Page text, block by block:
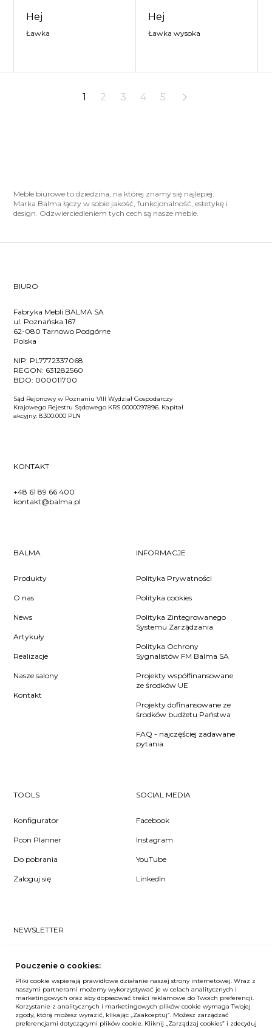
Hej
Ławka
Hej
Ławka wysoka
1 2 3 4 5
Meble biurowe to dziedzina, na której znamy się najlepiej.
Marka Balma łączy w sobie jakość, funkcjonalność, estetykę i
design. Odzwierciedleniem tych cech są nasze meble.
BIURO
Fabryka Mebli BALMA SA
ul. Poznańska 167
62-080 Tarnowo Podgórne
Polska
NIP: PL7772337068
REGON: 631282560
BDO: 000011700
Sąd Rejonowy w Poznaniu VIII Wydział Gospodarczy
Krajowego Rejestru Sądowego KRS 0000097896. Kapitał
akcyjny: 8.300.000 PLN
KONTAKT
+48 61 89 66 400
kontakt@balma.pl
BALMA
Produkty
O nas
News
Artykuły
Realizacje
Nasze salony
Kontakt
INFORMACJE
Polityka Prywatności
Polityka cookies
Polityka Zintegrowanego
Systemu Zarządzania
Polityka Ochrony
Sygnalistów FM Balma SA
Projekty współfinansowane
ze środków UE
Projekty dofinansowane ze
środków budżetu Państwa
FAQ - najczęściej zadawane
pytania
TOOLS
Konfigurator
Pcon Planner
Do pobrania
Zaloguj się
SOCIAL MEDIA
Facebook
Instagram
YouTube
LinkedIn
NEWSLETTER
się do naszego #nospam newslettera!
ZAPISZ MNIE
Pouczenie o cookies:
Pliki cookie wspierają prawidłowe działanie naszej strony internetowej. Wraz z
naszymi partnerami możemy wykorzystywać je w celach analitycznych i
marketingowych oraz aby dopasować treści reklamowe do Twoich preferencji.
Korzystanie z analitycznych i marketingowych plików cookie wymaga Twojej
zgody, którą możesz wyrazić, klikając „Zaakceptuj”. Możesz zarządzać
preferencjami dotyczącymi plików cookie. Kliknij „Zarządzaj cookies” i zdecyduj